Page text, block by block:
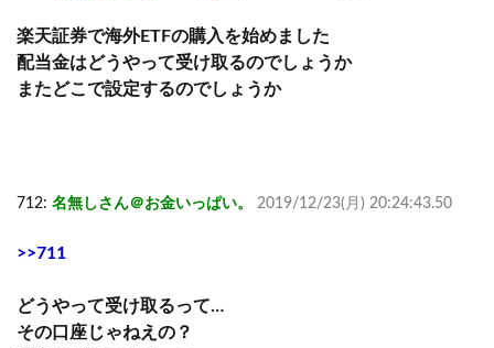
楽天証券で海外ETFの購入を始めました
配当金はどうやって受け取るのでしょうか
またどこで設定するのでしょうか
712: 名無しさん＠お金いっぱい。 2019/12/23(月) 20:24:43.50
>>711
どうやって受け取るって…
その口座じゃねえの？